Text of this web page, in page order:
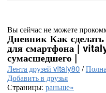
Вы сейчас не можете
Дневник Как
для смартфона |
сумасшедшего |
Лента друзей vitaly80 /
Добавить в друзья
Страницы: раньше»